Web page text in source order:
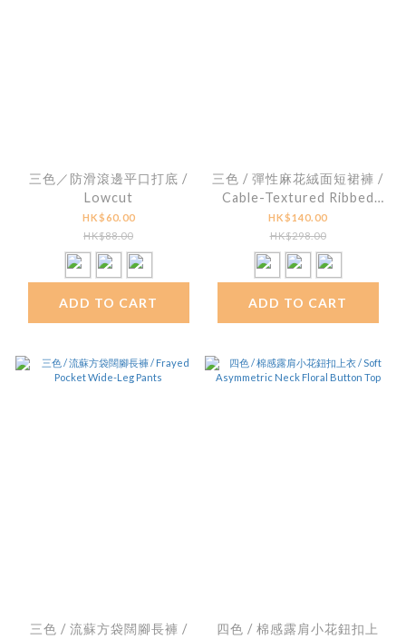
三色／防滑滾邊平口打底 /
Lowcut
HK$60.00
HK$88.00
ADD TO CART
三色 / 彈性麻花絨面短裙褲 /
Cable-Textured Ribbed
Elastic Skort
HK$140.00
HK$298.00
ADD TO CART
三色 / 流蘇方袋闊腳長褲 /
四色 / 棉感露肩小花鈕扣上